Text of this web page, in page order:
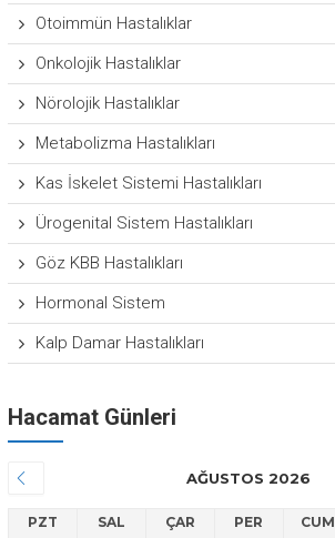
Otoimmün Hastalıklar
Onkolojik Hastalıklar
Nörolojik Hastalıklar
Metabolizma Hastalıkları
Kas İskelet Sistemi Hastalıkları
Ürogenital Sistem Hastalıkları
Göz KBB Hastalıkları
Hormonal Sistem
Kalp Damar Hastalıkları
Hacamat Günleri
AĞUSTOS 2026
PZT SAL ÇAR PER CUM